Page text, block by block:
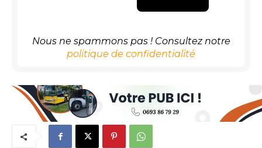
Nous ne spammons pas ! Consultez notre
politique de confidentialité